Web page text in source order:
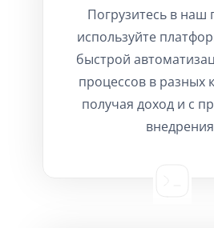
Погрузитесь в наш
используйте
быстрой
процессов в разных
получая доход и с
внедрения